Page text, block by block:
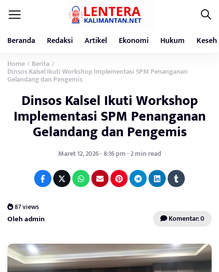
Beranda Redaksi Artikel Ekonomi Hukum
Home / Berita /
Dinsos Kalsel Ikuti Workshop Implementasi SPM Penanganan
Gelandang dan Pengemis
Dinsos Kalsel Ikuti Workshop
Implementasi SPM Penanganan
Gelandang dan Pengemis
Maret 12, 2026 - 8:16 pm - 2 min read
87 views
Oleh admin Komentar: 0